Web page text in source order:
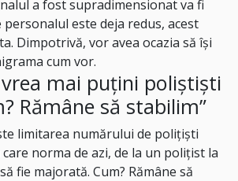
a fost supradimensionat va fi
personalul este deja redus, acest
Dimpotrivă, vor avea ocazia să își
cum vor.
mai puțini poliștiști
Rămâne să stabilim”
limitarea numărului de polițiști
norma de azi, de la un polițist la
fie majorată. Cum? Rămâne să